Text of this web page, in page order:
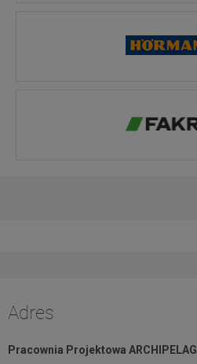
Adres
Pracownia Projektowa ARCHIPELAG